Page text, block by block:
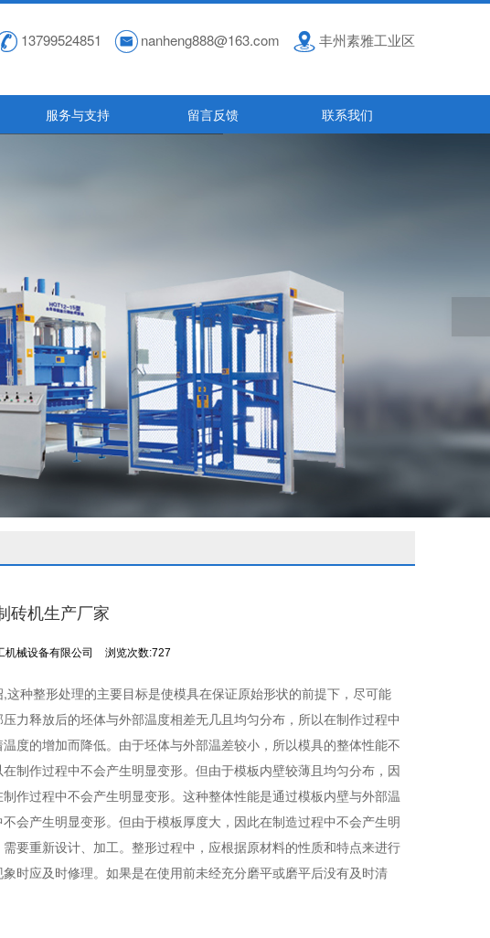
13799524851 nanheng888@163.com 丰州素雅工业区
服务与支持 留言反馈 联系我们
砖机生产厂家
机械设备有限公司 浏览次数:727
,这种整形处理的主要目标是使模具在保证原始形状的前提下，尽可能
力释放后的坯体与外部温度相差无几且均匀分布，所以在制作过程中
度的增加而降低。由于坯体与外部温差较小，所以模具的整体性能不
制作过程中不会产生明显变形。但由于模板内壁较薄且均匀分布，因
作过程中不会产生明显变形。这种整体性能是通过模板内壁与外部温
会产生明显变形。但由于模板厚度大，因此在制造过程中不会产生明
要重新设计、加工。整形过程中，应根据原材料的性质和特点来进行
时应及时修理。如果是在使用前未经充分磨平或磨平后没有及时清